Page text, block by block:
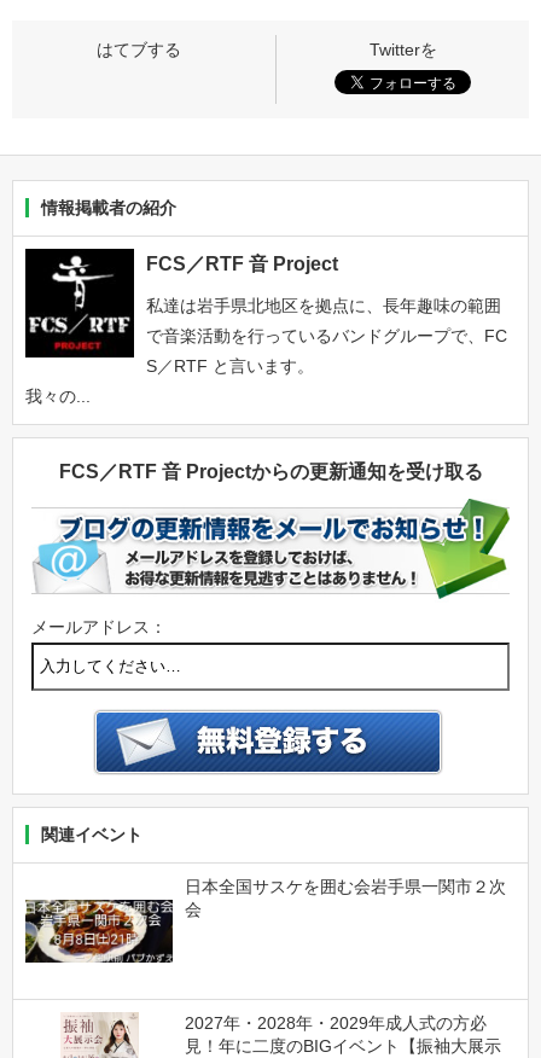
情報掲載者の紹介
FCS／RTF 音 Project
私達は岩手県北地区を拠点に、長年趣味の範囲
で音楽活動を行っているバンドグループで、FC
S／RTF と言います。
我々の...
FCS／RTF 音 Projectからの更新通知を受け取る
メールアドレス：
関連イベント
日本全国サスケを囲む会岩手県一関市２次
会
2027年・2028年・2029年成人式の方必
見！年に二度のBIGイベント【振袖大展示